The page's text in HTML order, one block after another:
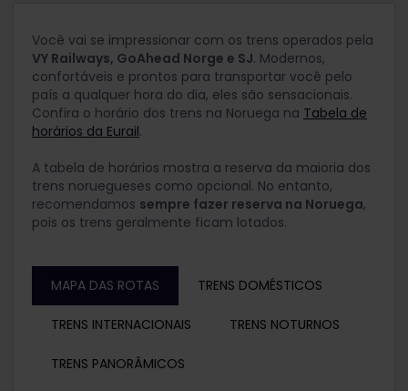
Você vai se impressionar com os trens operados pela
VY Railways, GoAhead Norge e SJ. Modernos,
confortáveis e prontos para transportar você pelo
país a qualquer hora do dia, eles são sensacionais.
Confira o horário dos trens na Noruega na Tabela de
horários da Eurail.
A tabela de horários mostra a reserva da maioria dos
trens noruegueses como opcional. No entanto,
recomendamos sempre fazer reserva na Noruega,
pois os trens geralmente ficam lotados.
MAPA DAS ROTAS TRENS DOMÉSTICOS
TRENS INTERNACIONAIS TRENS NOTURNOS
TRENS PANORÂMICOS